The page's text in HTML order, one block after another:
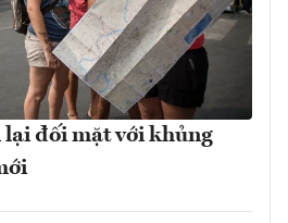
đối mặt với khủng